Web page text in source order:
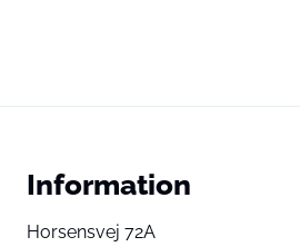
Information
Horsensvej 72A